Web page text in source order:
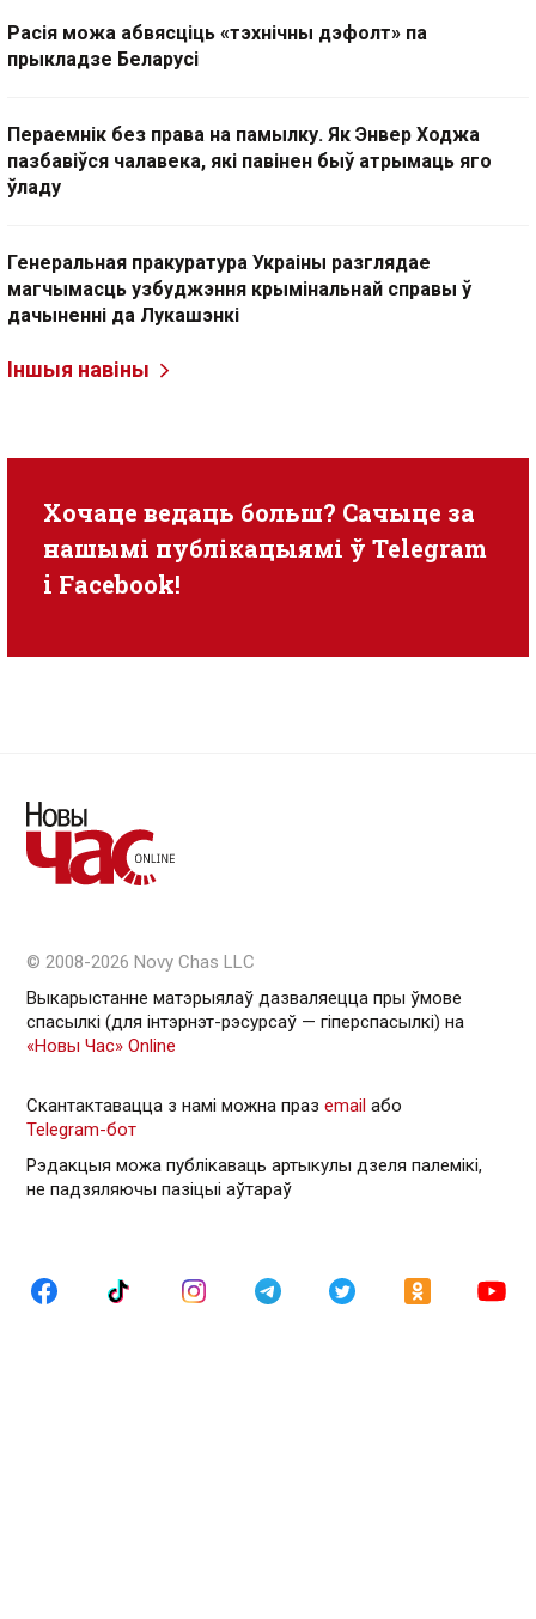
Расія можа абвясціць «тэхнічны дэфолт» па
прыкладзе Беларусі
Пераемнік без права на памылку. Як Энвер Ходжа
пазбавіўся чалавека, які павінен быў атрымаць яго
ўладу
Генеральная пракуратура Украіны разглядае
магчымасць узбуджэння крымінальнай справы ў
дачыненні да Лукашэнкі
Іншыя навіны
Хочаце ведаць больш? Сачыце за
нашымі публікацыямі ў Telegram
i Facebook!
© 2008-2026 Novy Chas LLC
Выкарыстанне матэрыялаў дазваляецца пры ўмове
спасылкі (для інтэрнэт-рэсурсаў — гiперспасылкi) на
«Новы Час» Online
Скантактавацца з намі можна праз email або
Telegram-бот
Рэдакцыя можа публікаваць артыкулы дзеля палемікі,
не падзяляючы пазіцыі аўтараў